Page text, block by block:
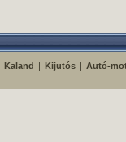
Kaland | Kijutós | Autó-